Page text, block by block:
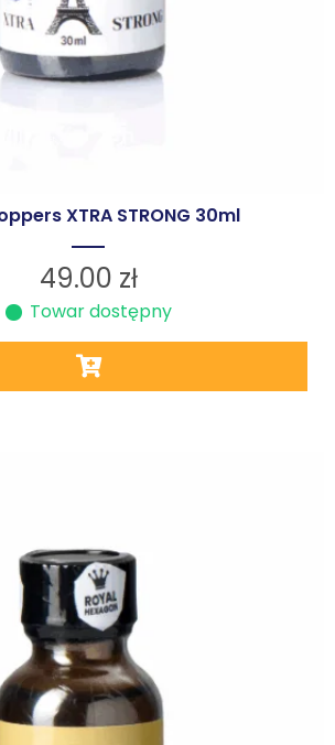
XTRA STRONG 30ml
49.00 zł
Towar dostępny